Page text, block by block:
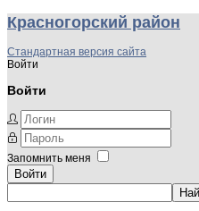
Красногорский район
Стандартная версия сайта
Войти
Войти
Запомнить меня
Войти